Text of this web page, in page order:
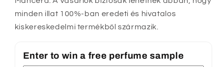
minden illat 100%-ban eredeti és hivatalos
kiskereskedelmi termékből származik.
Enter to win a free perfume sample